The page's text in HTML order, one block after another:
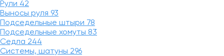
Рули 42
Выносы руля 93
Подседельные штыри 78
Подседельные хомуты 83
Седла 244
Системы, шатуны 296